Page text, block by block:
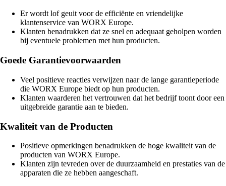
Er wordt lof geuit voor de efficiënte en vriendelijke
klantenservice van WORX Europe.
Klanten benadrukken dat ze snel en adequaat geholpen worden
bij eventuele problemen met hun producten.
Goede Garantievoorwaarden
Veel positieve reacties verwijzen naar de lange garantieperiode
die WORX Europe biedt op hun producten.
Klanten waarderen het vertrouwen dat het bedrijf toont door een
uitgebreide garantie aan te bieden.
Kwaliteit van de Producten
Positieve opmerkingen benadrukken de hoge kwaliteit van de
producten van WORX Europe.
Klanten zijn tevreden over de duurzaamheid en prestaties van de
apparaten die ze hebben aangeschaft.